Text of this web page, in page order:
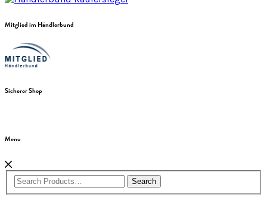
Mitglied im Händlerbund
Sicherer Shop
Menu
Search